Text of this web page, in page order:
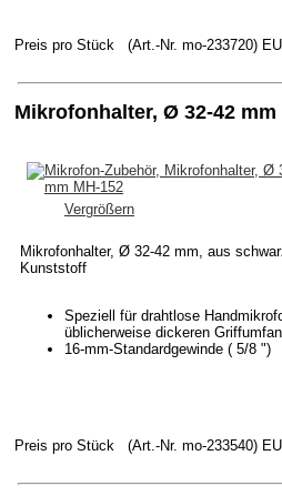
Preis pro Stück (Art.-Nr. mo-233720)
Mikrofonhalter, Ø 32-42 mm
Vergrößern
Mikrofonhalter, Ø 32-42 mm, aus
Kunststoff
Speziell für drahtlose
üblicherweise dickeren
16-mm-Standardgewinde ( 5/8 ")
Preis pro Stück (Art.-Nr. mo-233540)